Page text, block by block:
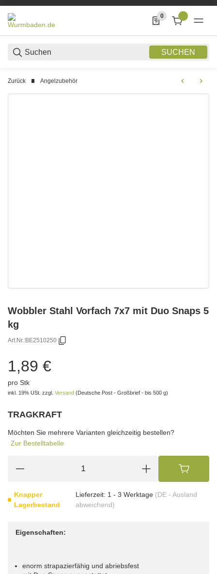
SUCHEN
0
0 Produkte in der
Zurück Angelzubehör
Wobbler Stahl Vorfach 7x7 mit Duo Snaps 5
kg
Art.Nr.:BE2510250
1,89 €
pro Stk
inkl. 19% USt. zzgl. Versand (Deutsche Post - Großbrief - bis 500 g)
TRAGKRAFT
Möchten Sie mehrere Varianten gleichzeitig bestellen?
Zur Bestelltabelle
Knapper
Lagerbestand
Lieferzeit: 1 - 3 Werktage (DE - Ausland
abweichend)
Eigenschaften:
enorm strapazierfähig und abriebsfest